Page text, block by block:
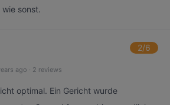
sonst.
2/6
ago · 2 reviews
optimal. Ein Gericht wurde